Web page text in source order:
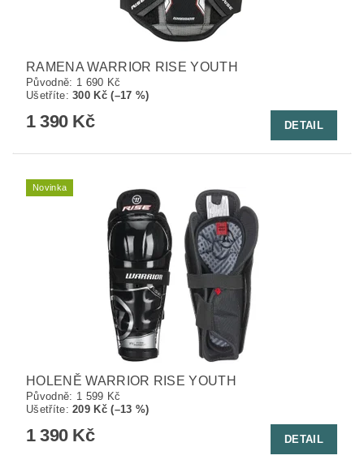
RAMENA WARRIOR RISE YOUTH
Původně: 1 690 Kč
Ušetříte:300 Kč (–17 %)
1 390 Kč DETAIL
Novinka
HOLENĚ WARRIOR RISE YOUTH
Původně: 1 599 Kč
Ušetříte:209 Kč (–13 %)
1 390 Kč DETAIL